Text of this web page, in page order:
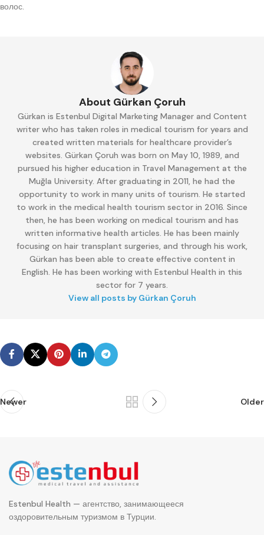
волос.
About Gürkan Çoruh
Gürkan is Estenbul Digital Marketing Manager and Content
writer who has taken roles in medical tourism for years and
created written materials for healthcare provider’s
websites. Gürkan Çoruh was born on May 10, 1989, and
pursued his higher education in Travel Management at the
Muğla University. After graduating in 2011, he had the
opportunity to work in many units of tourism. He started
to work in the medical health tourism sector in 2016. Since
then, he has been working on medical tourism and has
written informative health articles. He has been mainly
focusing on hair transplant surgeries, and through his work,
Gürkan has been able to create effective content in
English. He has been working with Estenbul Health in this
sector for 7 years.
View all posts by Gürkan Çoruh
Newer Older
Estenbul Health — агентство, занимающееся
оздоровительным туризмом в Турции.